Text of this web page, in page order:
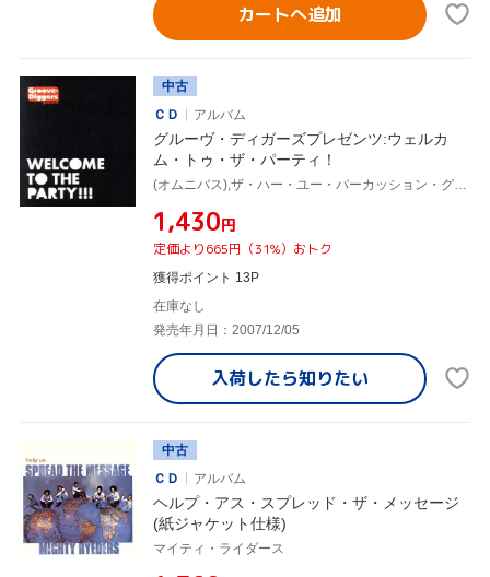
カートへ追加
中古
ＣＤ
アルバム
グルーヴ・ディガーズプレゼンツ:ウェルカ
ム・トゥ・ザ・パーティ！
(オムニバス),ザ・ハー・ユー・パーカッション・グループ,テッド・コールマン・バンド,タッチ・オブ・クラス,メッセンジャーズ・インコーポレイテッド,マイティ・ライダース,ザ・サイドワインダーズ,ヘヴン・セント&エクスタシー
¥1,430円
定価より665円（31%）おトク
獲得ポイント 13P
在庫なし
発売年月日：2007/12/05
入荷したら知りたい
中古
ＣＤ
アルバム
ヘルプ・アス・スプレッド・ザ・メッセージ
(紙ジャケット仕様)
マイティ・ライダース